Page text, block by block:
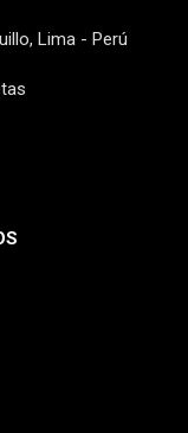
Lima - Perú